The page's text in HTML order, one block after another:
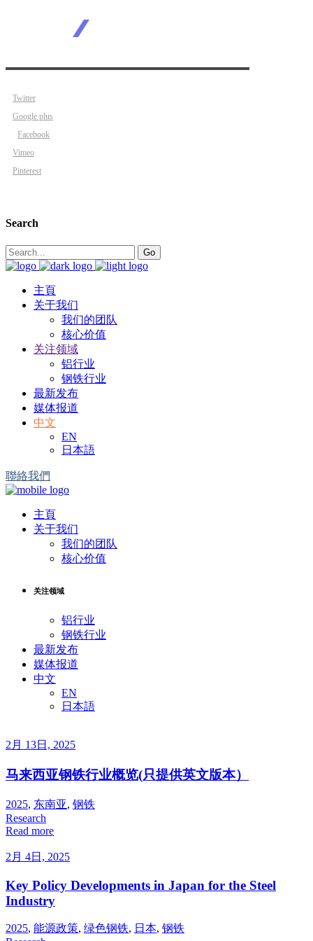
Twitter
Google plus
Facebook
Vimeo
Pinterest
Search
Search
for:
Go
主頁
关于我们
我们的团队
核心价值
关注领域
铝行业
钢铁行业
最新发布
媒体报道
中文
EN
日本語
聯絡我們
主頁
关于我们
我们的团队
核心价值
关注领域
铝行业
钢铁行业
最新发布
媒体报道
中文
EN
日本語
2月 13日, 2025
马来西亚钢铁行业概览(只提供英文版本）
2025, 东南亚, 钢铁
Research
Read more
2月 4日, 2025
Key Policy Developments in Japan for the Steel
Industry
2025, 能源政策, 绿色钢铁, 日本, 钢铁